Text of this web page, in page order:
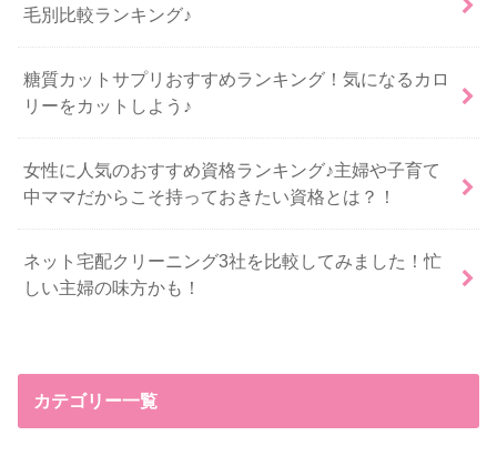
毛別比較ランキング♪
糖質カットサプリおすすめランキング！気になるカロ
リーをカットしよう♪
女性に人気のおすすめ資格ランキング♪主婦や子育て
中ママだからこそ持っておきたい資格とは？！
ネット宅配クリーニング3社を比較してみました！忙
しい主婦の味方かも！
カテゴリー一覧